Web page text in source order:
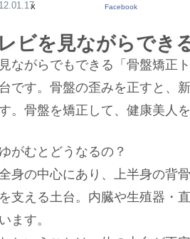
ビを見ながらでき
X Facebook
ながらでもできる「骨盤矯正
です。骨盤の歪みを正すと、
。骨盤を矯正して、健康美人
がむとどうなるの？
身の中心にあり、上半身の背
支える土台。内臓や生殖器・
ます。